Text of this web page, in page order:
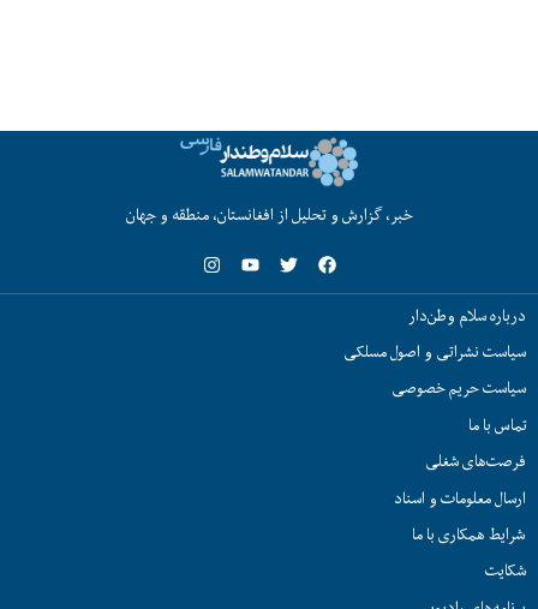
خبر، گزارش و تحلیل از افغانستان، منطقه و جهان
درباره سلام وطن‌دار
سیاست نشراتی و اصول مسلکی
سیاست حریم خصوصی
تماس با ما
فرصت‌های شغلی
ارسال معلومات و اسناد
شرایط همکاری با ما
شکایت